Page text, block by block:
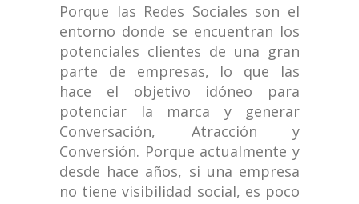
Porque las Redes Sociales son el
entorno donde se encuentran los
potenciales clientes de una gran
parte de empresas, lo que las
hace el objetivo idóneo para
potenciar la marca y generar
Conversación, Atracción y
Conversión. Porque actualmente y
desde hace años, si una empresa
no tiene visibilidad social, es poco